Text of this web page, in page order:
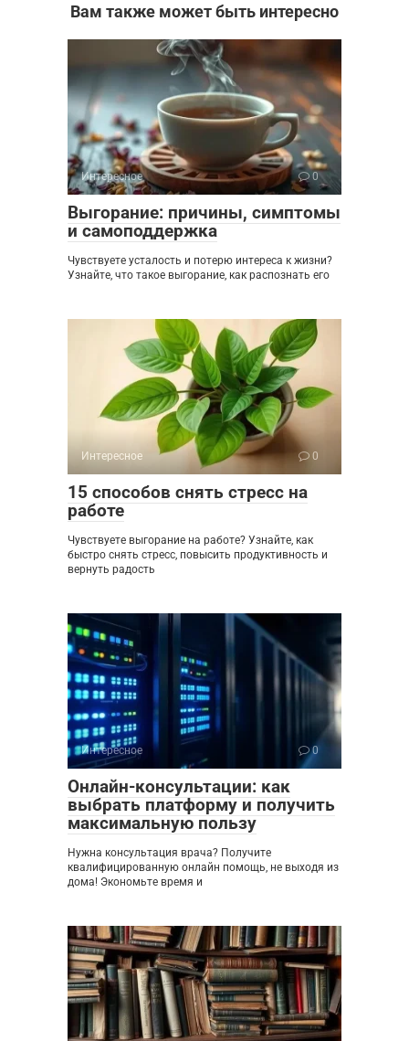
Вам также может быть интересно
Интересное 0
Выгорание: причины, симптомы
и самоподдержка
Чувствуете усталость и потерю интереса к жизни?
Узнайте, что такое выгорание, как распознать его
Интересное 0
15 способов снять стресс на
работе
Чувствуете выгорание на работе? Узнайте, как
быстро снять стресс, повысить продуктивность и
вернуть радость
Интересное 0
Онлайн-консультации: как
выбрать платформу и получить
максимальную пользу
Нужна консультация врача? Получите
квалифицированную онлайн помощь, не выходя из
дома! Экономьте время и